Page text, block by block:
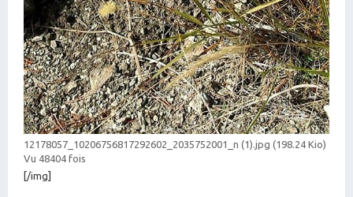
12178057_10206756817292602_2035752001_n (1).jpg (198.24 Kio)
Vu 48404 fois
[/img]